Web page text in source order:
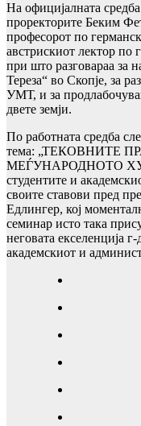
На официјалната
проректорите Беким
професорот по
австрискиот лектор по
при што разговараа за
Тереза“ во Скопје, за
УМТ, и за
двете земји.
По работната средба
тема: „ТЕКОВНИТЕ
МЕЃУНАРОДНОТО
студентите и
своите ставови пред
Едлингер, кој
семинар исто така
неговата екселенција
академскиот и